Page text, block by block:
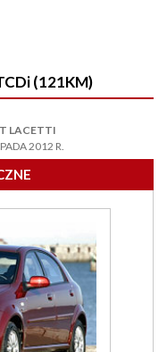
(121KM)
LACETTI
2012 R.